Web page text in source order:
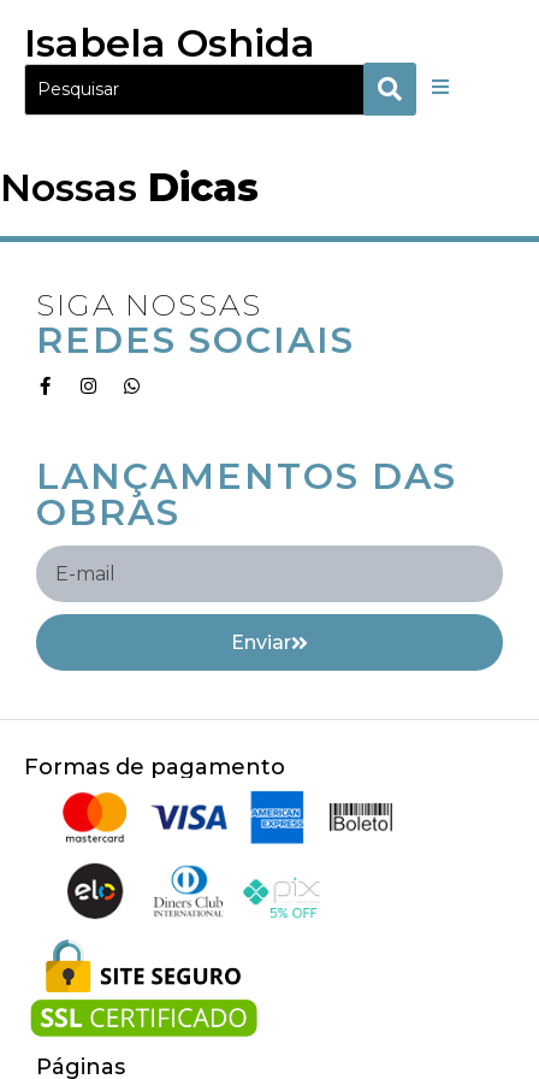
Isabela Oshida
Nossas Dicas
SIGA NOSSAS
REDES SOCIAIS
LANÇAMENTOS DAS
OBRAS
Enviar
Formas de pagamento
Páginas